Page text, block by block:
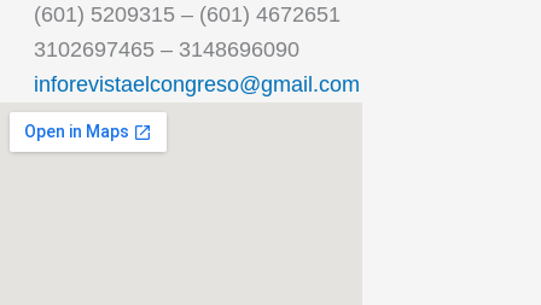
(601) 5209315 – (601) 4672651
3102697465 – 3148696090
inforevistaelcongreso@gmail.com